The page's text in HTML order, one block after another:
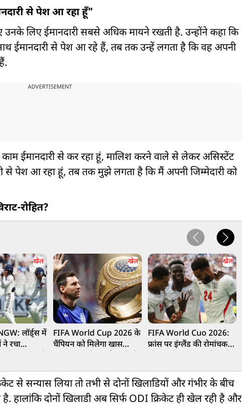
से पेश आ रहा हूँ"
लिए ईमानदारी सबसे अधिक मायने रखती है. उन्होंने कहा कि
ईमानदारी से पेश आ रहे हैं, तब तक उन्हें लगता है कि वह अपनी
ADVERTISEMENT
ईमानदारी से कर रहा हूं, मालिश करने वाले से लेकर असिस्टेंट
से पेश आ रहा हूं, तब तक मुझे लगता है कि मैं अपनी जिम्मेदारी को
रोहित?
खेल
लॉर्ड्स में
ने रचा
खेल
FIFA World Cup 2026 के
चैंपियन को मिलेगा खास
खेल
FIFA World Cuo 2026:
फ्रांस पर इंग्लैंड की रोमांचक
से सन्यास लिया तो तभी से दोनों खिलाडियों और गंभीर के बीच
हालांकि दोनों खिलाडी अब सिर्फ ODI क्रिकेट ही खेल रही है और